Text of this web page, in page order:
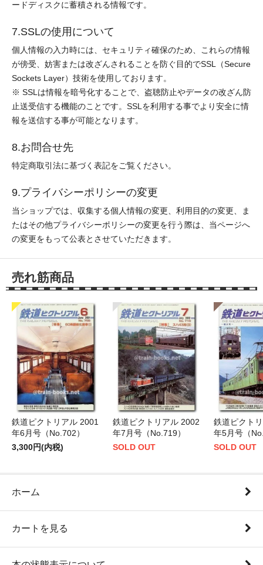
ードディスクに蓄積される情報です。
7.SSLの使用について
個人情報の入力時には、セキュリティ確保のため、これらの情報
が傍受、妨害または改ざんされることを防ぐ目的でSSL（Secure
Sockets Layer）技術を使用しております。
※ SSLは情報を暗号化することで、盗聴防止やデータの改ざん防
止送受信する機能のことです。SSLを利用する事でより安全に情
報を送信する事が可能となります。
8.お問合せ先
特定商取引法に基づく表記をご覧ください。
9.プライバシーポリシーの変更
当ショップでは、収集する個人情報の変更、利用目的の変更、ま
たはその他プライバシーポリシーの変更を行う際は、当ページへ
の変更をもって公表とさせていただきます。
売れ筋商品
鉄道ピクトリアル 2001
年6月号（No.702）
3,300円(内税)
鉄道ピクトリアル 2002
年7月号（No.719）
SOLD OUT
鉄道ピクト
年5月号（
SOLD OUT
ホーム
カートを見る